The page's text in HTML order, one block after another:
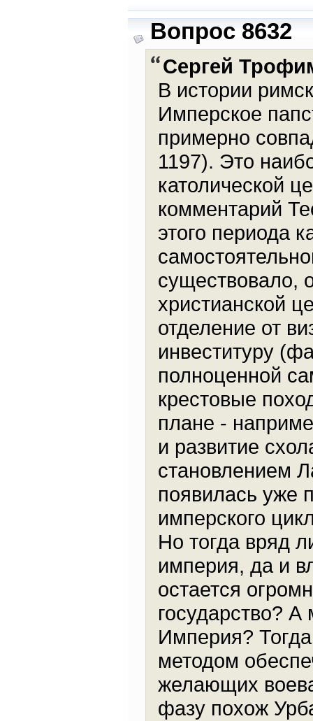
Вопрос 8632
Cергей
В истории
Имперское
примерно
1197). Это
католической
комментарий
этого периода
существовало,
христианской
отделение от
инвеституру
полноценной
крестовые
плане -
и развитие
становлением
появилась уже
имперского
Но тогда вряд
империя, да и
остается
государство?
Империя?
методом
желающих
фазу похож